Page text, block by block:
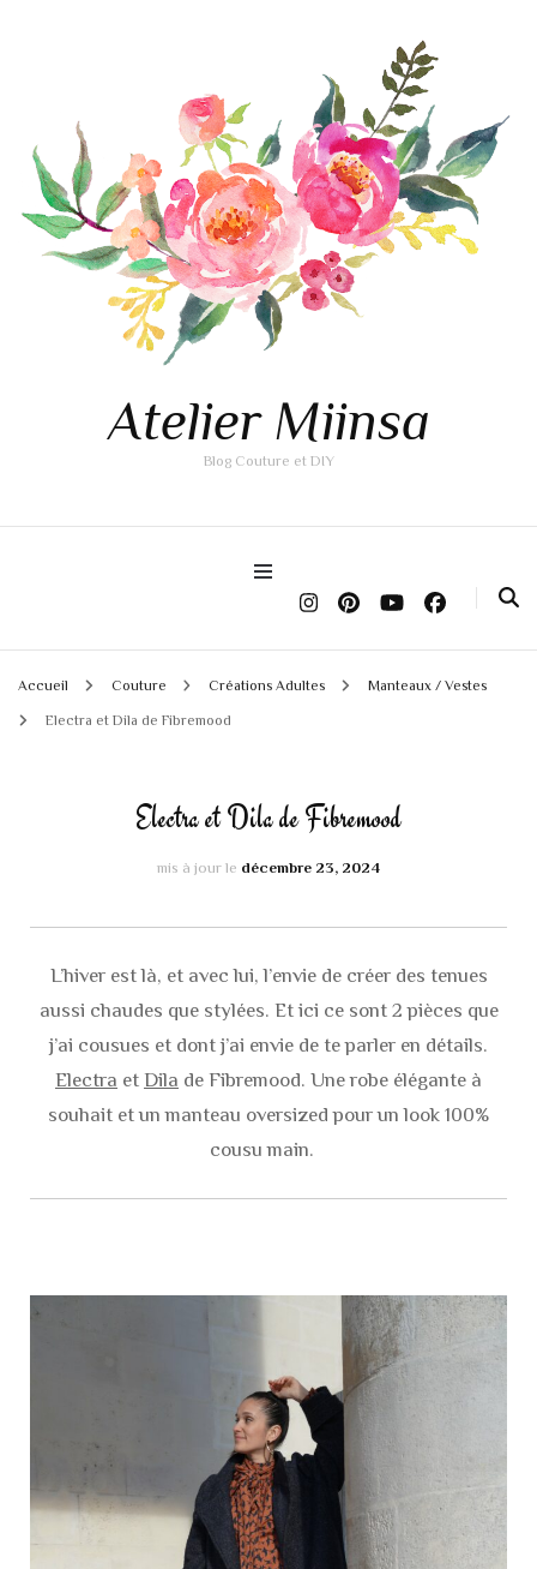
Atelier Miinsa
Blog Couture et DIY
Accueil Couture Créations Adultes Manteaux / Vestes
Electra et Dila de Fibremood
Electra et Dila de Fibremood
mis à jour le décembre 23, 2024
L’hiver est là, et avec lui, l’envie de créer des tenues
aussi chaudes que stylées. Et ici ce sont 2 pièces que
j’ai cousues et dont j’ai envie de te parler en détails.
Electra et Dila de Fibremood. Une robe élégante à
souhait et un manteau oversized pour un look 100%
cousu main.